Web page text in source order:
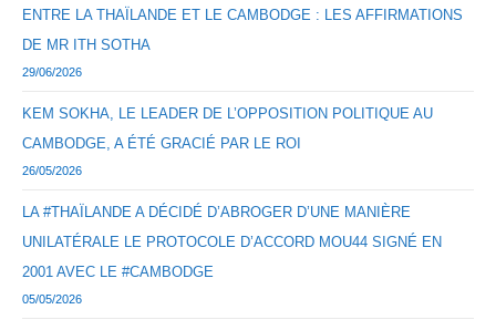
ENTRE LA THAÏLANDE ET LE CAMBODGE : LES AFFIRMATIONS
DE MR ITH SOTHA
29/06/2026
KEM SOKHA, LE LEADER DE L’OPPOSITION POLITIQUE AU
CAMBODGE, A ÉTÉ GRACIÉ PAR LE ROI
26/05/2026
LA #THAÏLANDE A DÉCIDÉ D’ABROGER D’UNE MANIÈRE
UNILATÉRALE LE PROTOCOLE D’ACCORD MOU44 SIGNÉ EN
2001 AVEC LE #CAMBODGE
05/05/2026